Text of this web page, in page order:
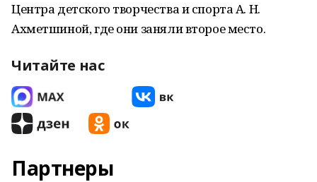
Центра детского творчества и спорта А. Н.
Ахметшиной, где они заняли второе место.
Читайте нас
Партнеры